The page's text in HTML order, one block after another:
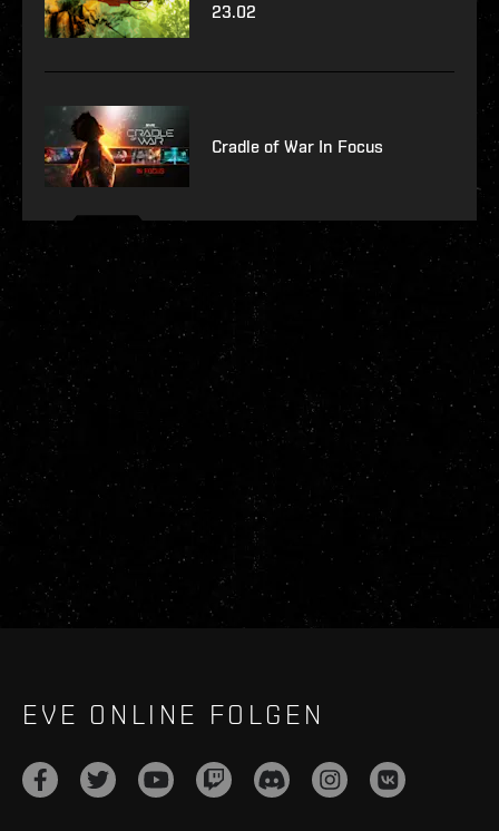
23.02
Cradle of War In Focus
EVE ONLINE FOLGEN